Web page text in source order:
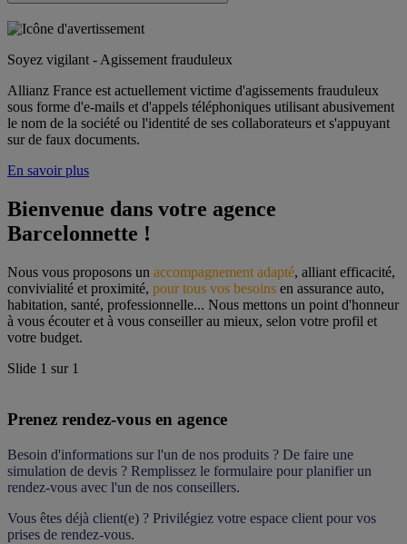
Soyez vigilant - Agissement frauduleux
Allianz France est actuellement victime d'agissements frauduleux
sous forme d'e-mails et d'appels téléphoniques utilisant abusivement
le nom de la société ou l'identité de ses collaborateurs et s'appuyant
sur de faux documents.
En savoir plus
Bienvenue dans votre agence
Barcelonnette !
Nous vous proposons un accompagnement adapté, alliant efficacité,
convivialité et proximité, pour tous vos besoins en assurance auto,
habitation, santé, professionnelle... Nous mettons un point d'honneur
à vous écouter et à vous conseiller au mieux, selon votre profil et
votre budget.
Slide 1 sur 1
Prenez rendez-vous en agence
Besoin d'informations sur l'un de nos produits ? De faire une
simulation de devis ? Remplissez le formulaire pour planifier un
rendez-vous avec l'un de nos conseillers.
Vous êtes déjà client(e) ? Privilégiez votre espace client pour vos
prises de rendez-vous.